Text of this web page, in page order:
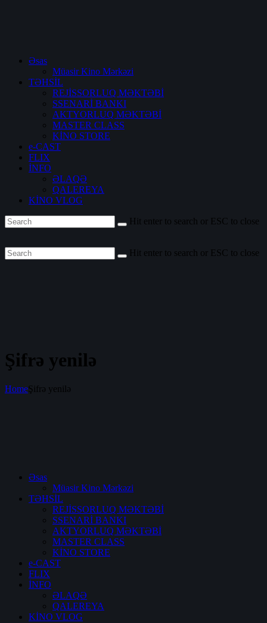
Əsas
Müasir Kino Mərkəzi
TƏHSİL
REJİSSORLUQ MƏKTƏBİ
SSENARİ BANKI
AKTYORLUQ MƏKTƏBİ
MASTER CLASS
KİNO STORE
e-CAST
FLIX
İNFO
ƏLAQƏ
QALEREYA
KİNO VLOG
Hit enter to search or ESC to close
Hit enter to search or ESC to close
Şifrə yenilə
HomeŞifrə yenilə
Əsas
Müasir Kino Mərkəzi
TƏHSİL
REJİSSORLUQ MƏKTƏBİ
SSENARİ BANKI
AKTYORLUQ MƏKTƏBİ
MASTER CLASS
KİNO STORE
e-CAST
FLIX
İNFO
ƏLAQƏ
QALEREYA
KİNO VLOG